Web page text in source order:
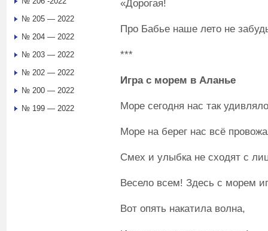
«Дорогая!
Про Бабье наше лето не
***
Игра с морем в Аланье
Море сегодня нас так
Море на берег нас всё
Смех и улыбка не сходят с
Весело всем! Здесь с морем
Вот опять накатила волна,
№ 205 — 2022
№ 204 — 2022
№ 203 — 2022
№ 202 — 2022
№ 200 — 2022
№ 199 — 2022